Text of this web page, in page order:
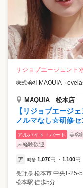
リジョブエージェント
株式会社MAQUIA（
MAQUIA 松本店
【リジョブエージ
ノルマなし☆研修セ
アルバイト・パート 美容
未経験歓迎
ア 時給 1,070円 ~ 1,100円
長野県 松本市 中央1-25-
松本駅 徒歩5分